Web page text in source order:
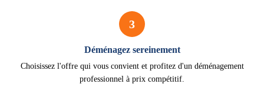
3
Déménagez sereinement
Choisissez l'offre qui vous convient et profitez d'un déménagement
professionnel à prix compétitif.